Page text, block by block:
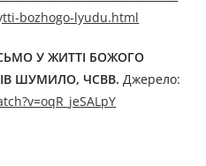
bozhogo-lyudu.html
У ЖИТТІ БОЖОГО
ШУМИЛО, ЧСВВ.Джерелo: